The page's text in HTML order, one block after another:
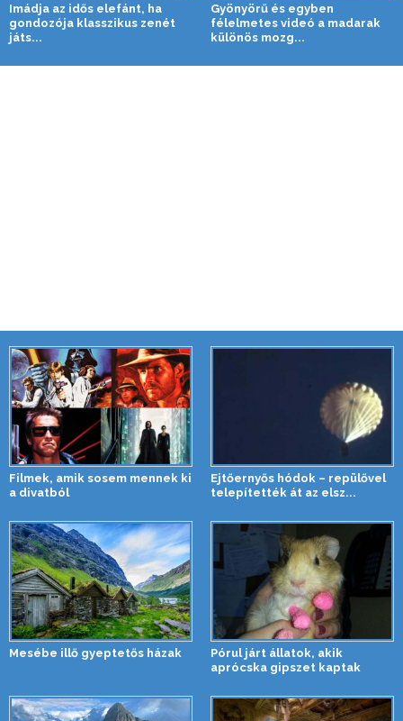
Imádja az idős elefánt, ha
gondozója klasszikus zenét
játs...
Gyönyörű és egyben
félelmetes videó a madarak
különös mozg...
Filmek, amik sosem mennek ki
a divatból
Ejtőernyős hódok – repülővel
telepítették át az elsz...
Mesébe illő gyeptetős házak
Pórul járt állatok, akik
aprócska gipszet kaptak